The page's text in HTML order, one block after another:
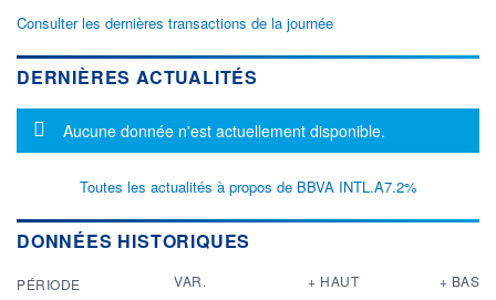
Consulter les dernières transactions de la journée
DERNIÈRES ACTUALITÉS
Message d'information
Aucune donnée n'est actuellement disponible.
Toutes les actualités à propos de BBVA INTL.A7.2%
DONNÉES HISTORIQUES
PÉRIODE VAR. + HAUT + BAS